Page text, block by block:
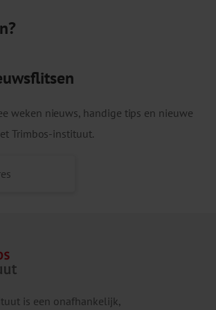
weken nieuws, handige tips en nieuwe
Trimbos-instituut.
is een onafhankelijk,